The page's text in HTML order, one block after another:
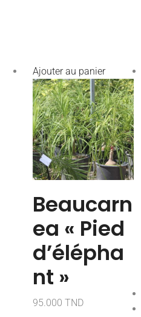
Ajouter au panier
Beaucarn
ea « Pied
d’élépha
nt »
95.000 TND